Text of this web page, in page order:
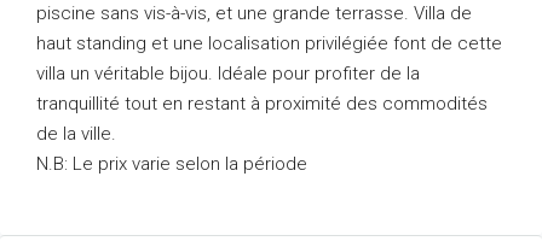
piscine sans vis-à-vis, et une grande terrasse. Villa de
haut standing et une localisation privilégiée font de cette
villa un véritable bijou. Idéale pour profiter de la
tranquillité tout en restant à proximité des commodités
de la ville.
N.B: Le prix varie selon la période